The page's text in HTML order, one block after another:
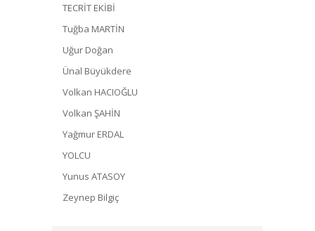
TECRİT EKİBİ
Tuğba MARTİN
Uğur Doğan
Ünal Büyükdere
Volkan HACIOĞLU
Volkan ŞAHİN
Yağmur ERDAL
YOLCU
Yunus ATASOY
Zeynep Bilgiç